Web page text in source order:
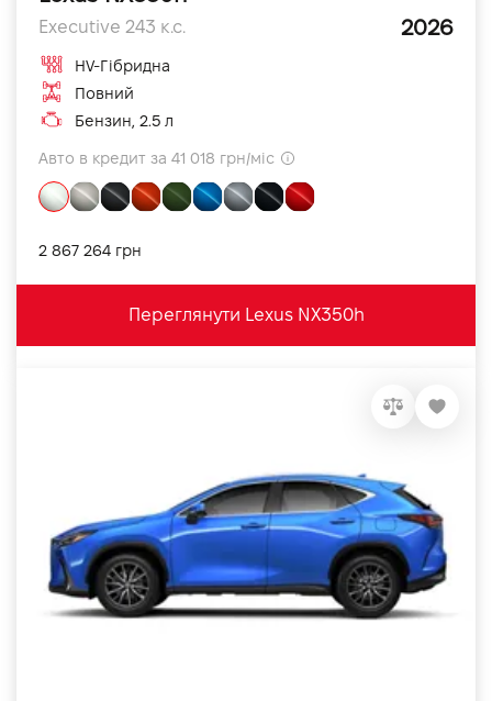
Executive 243 к.с. 2026
HV-Гібридна
Повний
Бензин, 2.5 л
Авто в кредит за 41 018 грн/міс
2 867 264 грн
Переглянути Lexus NX350h